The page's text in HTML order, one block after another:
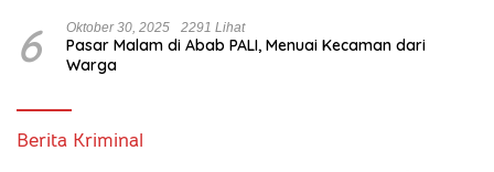
6 Oktober 30, 2025 2291 Lihat
Pasar Malam di Abab PALI, Menuai Kecaman dari
Warga
Berita Kriminal